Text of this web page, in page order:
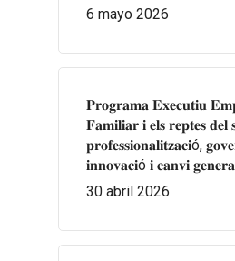
6 mayo 2026
𝐏𝐫𝐨𝐠𝐫𝐚𝐦𝐚 𝐄𝐱𝐞𝐜𝐮𝐭𝐢𝐮
𝐅𝐚𝐦𝐢𝐥𝐢𝐚𝐫 𝐢 𝐞𝐥𝐬 𝐫𝐞𝐩𝐭𝐞𝐬
𝐩𝐫𝐨𝐟𝐞𝐬𝐬𝐢𝐨𝐧𝐚𝐥𝐢𝐭𝐳𝐚𝐜𝐢ó,
𝐢𝐧𝐧𝐨𝐯𝐚𝐜𝐢ó 𝐢 𝐜𝐚𝐧𝐯𝐢
30 abril 2026